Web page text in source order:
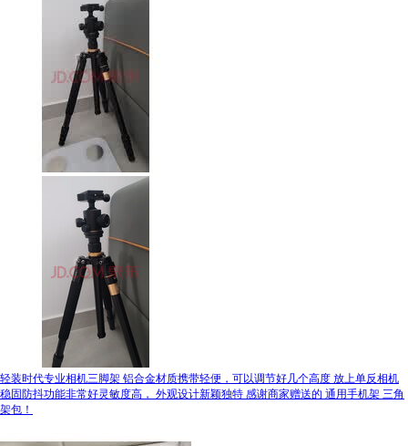
轻装时代专业相机三脚架 铝合金材质携带轻便，可以调节好几个高度 放上单反相机
稳固防抖功能非常好灵敏度高， 外观设计新颖独特 感谢商家赠送的 通用手机架 三角
架包！